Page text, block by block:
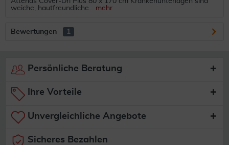
weiche, hautfreundliche... mehr
Bewertungen 1
Persönliche Beratung
Ihre Vorteile
Unvergleichliche Angebote
Sicheres Bezahlen